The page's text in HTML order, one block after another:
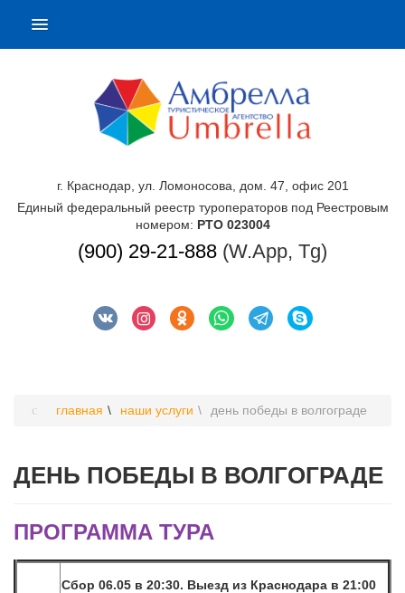
г. Краснодар, ул. Ломоносова, дом. 47, офис 201
Единый федеральный реестр туроператоров под Реестровым
номером: РТО 023004
(900) 29-21-888 (W.App, Tg)
главная наши услуги день победы в волгограде
ДЕНЬ ПОБЕДЫ В ВОЛГОГРАДЕ
ПРОГРАММА ТУРА
Сбор 06.05 в 20:30. Выезд из Краснодара в 21:00